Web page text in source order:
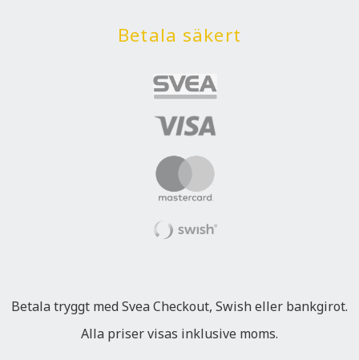
Betala säkert
Betala tryggt med Svea Checkout, Swish eller bankgirot.
Alla priser visas inklusive moms.